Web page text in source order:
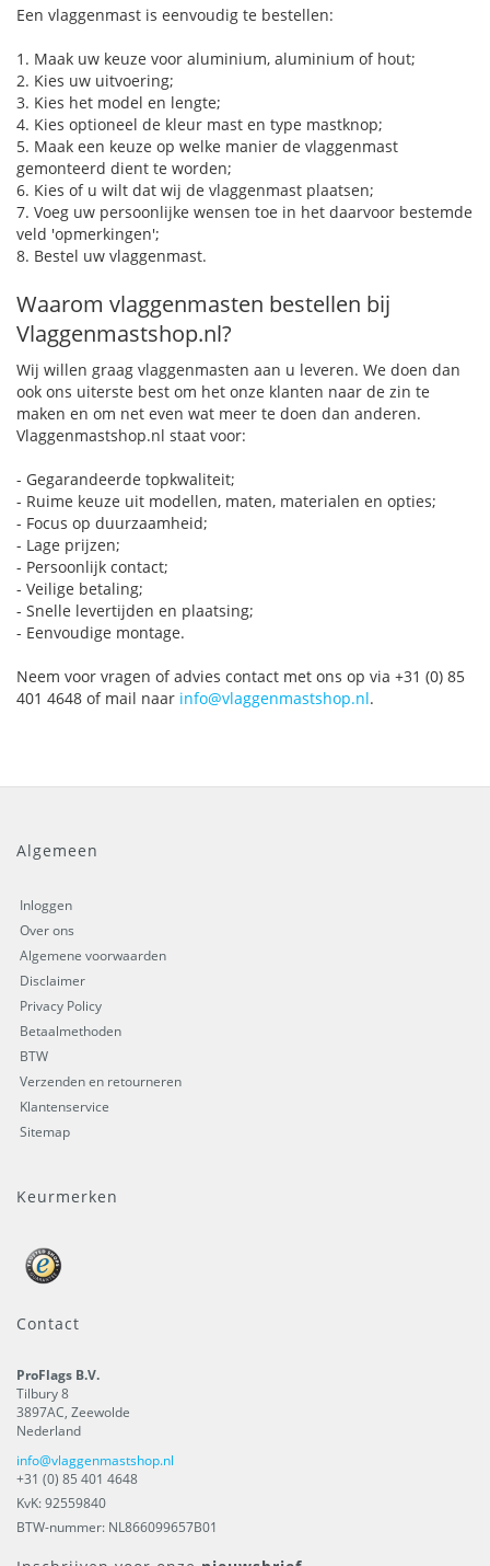
Een vlaggenmast is eenvoudig te bestellen:
1. Maak uw keuze voor aluminium, aluminium of hout;
2. Kies uw uitvoering;
3. Kies het model en lengte;
4. Kies optioneel de kleur mast en type mastknop;
5. Maak een keuze op welke manier de vlaggenmast
gemonteerd dient te worden;
6. Kies of u wilt dat wij de vlaggenmast plaatsen;
7. Voeg uw persoonlijke wensen toe in het daarvoor bestemde
veld 'opmerkingen';
8. Bestel uw vlaggenmast.
Waarom vlaggenmasten bestellen bij
Vlaggenmastshop.nl?
Wij willen graag vlaggenmasten aan u leveren. We doen dan
ook ons uiterste best om het onze klanten naar de zin te
maken en om net even wat meer te doen dan anderen.
Vlaggenmastshop.nl staat voor:
- Gegarandeerde topkwaliteit;
- Ruime keuze uit modellen, maten, materialen en opties;
- Focus op duurzaamheid;
- Lage prijzen;
- Persoonlijk contact;
- Veilige betaling;
- Snelle levertijden en plaatsing;
- Eenvoudige montage.
Neem voor vragen of advies contact met ons op via +31 (0) 85
401 4648 of mail naar info@vlaggenmastshop.nl.
Algemeen
Inloggen
Over ons
Algemene voorwaarden
Disclaimer
Privacy Policy
Betaalmethoden
BTW
Verzenden en retourneren
Klantenservice
Sitemap
Keurmerken
Contact
ProFlags B.V.
Tilbury 8
3897AC, Zeewolde
Nederland
info@vlaggenmastshop.nl
+31 (0) 85 401 4648
KvK: 92559840
BTW-nummer: NL866099657B01